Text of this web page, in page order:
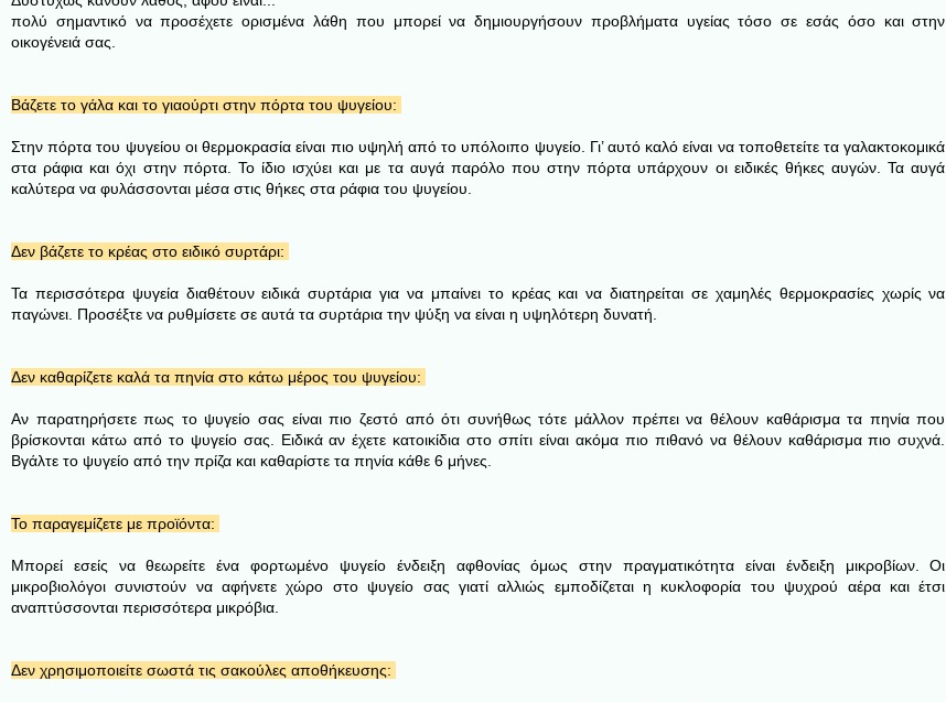
πολύ σημαντικό να προσέχετε ορισμένα λάθη που μπορεί να δημιουργήσουν προβλήματα υγείας τόσο σε εσάς όσο και στην
οικογένειά σας.
Βάζετε το γάλα και το γιαούρτι στην πόρτα του ψυγείου:
Στην πόρτα του ψυγείου οι θερμοκρασία είναι πιο υψηλή από το υπόλοιπο ψυγείο. Γι’ αυτό καλό είναι να τοποθετείτε τα γαλακτοκομικά
στα ράφια και όχι στην πόρτα. Το ίδιο ισχύει και με τα αυγά παρόλο που στην πόρτα υπάρχουν οι ειδικές θήκες αυγών. Τα αυγά
καλύτερα να φυλάσσονται μέσα στις θήκες στα ράφια του ψυγείου.
Δεν βάζετε το κρέας στο ειδικό συρτάρι:
Τα περισσότερα ψυγεία διαθέτουν ειδικά συρτάρια για να μπαίνει το κρέας και να διατηρείται σε χαμηλές θερμοκρασίες χωρίς να
παγώνει. Προσέξτε να ρυθμίσετε σε αυτά τα συρτάρια την ψύξη να είναι η υψηλότερη δυνατή.
Δεν καθαρίζετε καλά τα πηνία στο κάτω μέρος του ψυγείου:
Αν παρατηρήσετε πως το ψυγείο σας είναι πιο ζεστό από ότι συνήθως τότε μάλλον πρέπει να θέλουν καθάρισμα τα πηνία που
βρίσκονται κάτω από το ψυγείο σας. Ειδικά αν έχετε κατοικίδια στο σπίτι είναι ακόμα πιο πιθανό να θέλουν καθάρισμα πιο συχνά.
Βγάλτε το ψυγείο από την πρίζα και καθαρίστε τα πηνία κάθε 6 μήνες.
To παραγεμίζετε με προϊόντα:
Μπορεί εσείς να θεωρείτε ένα φορτωμένο ψυγείο ένδειξη αφθονίας όμως στην πραγματικότητα είναι ένδειξη μικροβίων. Οι
μικροβιολόγοι συνιστούν να αφήνετε χώρο στο ψυγείο σας γιατί αλλιώς εμποδίζεται η κυκλοφορία του ψυχρού αέρα και έτσι
αναπτύσσονται περισσότερα μικρόβια.
Δεν χρησιμοποιείτε σωστά τις σακούλες αποθήκευσης: